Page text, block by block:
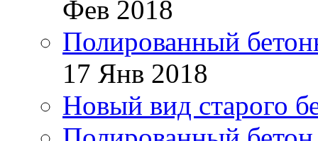
Фев 2018
Полированный
17 Янв 2018
Новый вид старого